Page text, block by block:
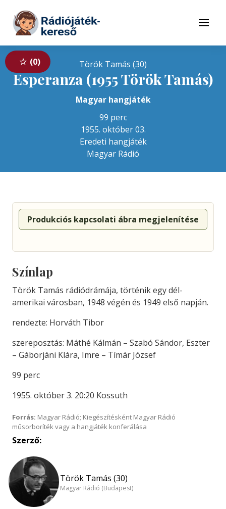
Tovább a tartalomhoz
Menü
0 Török Tamás (30)
Esperanza (1955 Török Tamás)
Magyar hangjáték
99 perc
1955. október 03.
Eredeti hangjáték
Magyar Rádió
Produkciós kapcsolati ábra megjelenítése
Színlap
Török Tamás rádiódrámája, történik egy dél-
amerikai városban, 1948 végén és 1949 első napján.
rendezte: Horváth Tibor
szereposztás: Máthé Kálmán – Szabó Sándor, Eszter
– Gáborjáni Klára, Imre – Tímár József
99 perc
1955. október 3. 20:20 Kossuth
Forrás: Magyar Rádió; Kiegészítésként Magyar Rádió
műsorboríték vagy a hangjáték konferálása
Szerző:
Török Tamás (30)
Magyar Rádió (Budapest)